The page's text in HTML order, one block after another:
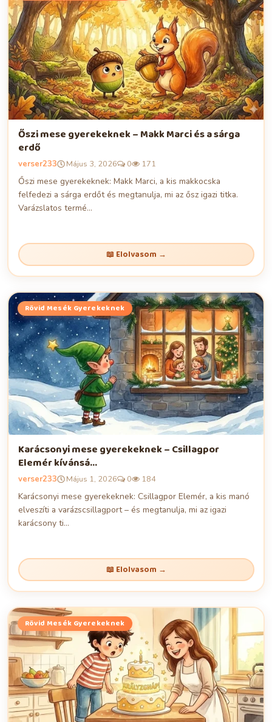
Őszi mese gyerekeknek – Makk Marci és a sárga
erdő
verser233 Május 3, 2026 0 171
Őszi mese gyerekeknek: Makk Marci, a kis makkocska
felfedezi a sárga erdőt és megtanulja, mi az ősz igazi titka.
Varázslatos termé...
📖 Elolvasom →
Rövid Mesék Gyerekeknek
Karácsonyi mese gyerekeknek – Csillagpor
Elemér kívánsá...
verser233 Május 1, 2026 0 184
Karácsonyi mese gyerekeknek: Csillagpor Elemér, a kis manó
elveszíti a varázscsillagport – és megtanulja, mi az igazi
karácsony ti...
📖 Elolvasom →
Rövid Mesék Gyerekeknek